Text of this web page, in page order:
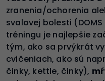
zranenia/ochorenia
svalovej bolesti
tréningu je najlepšie
tým, ako sa prvýkrát
cvičeniach, ako sú
činky, kettle, činky),